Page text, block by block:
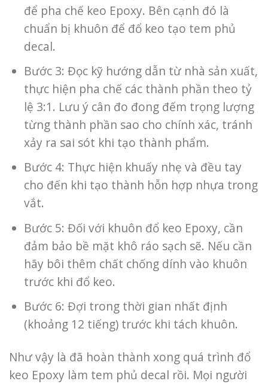
để pha chế keo Epoxy. Bên cạnh đó là
chuẩn bị khuôn để đổ keo tạo tem phủ
decal.
Bước 3: Đọc kỹ hướng dẫn từ nhà sản xuất,
thực hiện pha chế các thành phần theo tỷ
lệ 3:1. Lưu ý cân đo đong đếm trọng lượng
từng thành phần sao cho chính xác, tránh
xảy ra sai sót khi tạo thành phẩm.
Bước 4: Thực hiện khuấy nhẹ và đều tay
cho đến khi tạo thành hỗn hợp nhựa trong
vắt.
Bước 5: Đối với khuôn đổ keo Epoxy, cần
đảm bảo bề mặt khô ráo sạch sẽ. Nếu cần
hãy bôi thêm chất chống dính vào khuôn
trước khi đổ keo.
Bước 6: Đợi trong thời gian nhất định
(khoảng 12 tiếng) trước khi tách khuôn.
Như vậy là đã hoàn thành xong quá trình đổ
keo Epoxy làm tem phủ decal rồi. Mọi người